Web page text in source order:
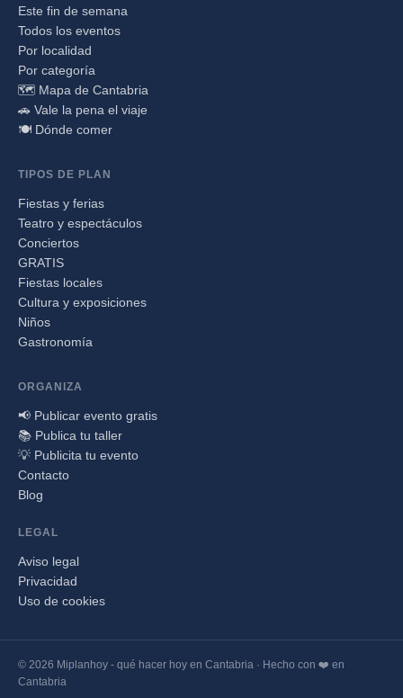
Este fin de semana
Todos los eventos
Por localidad
Por categoría
🗺️ Mapa de Cantabria
🚗 Vale la pena el viaje
🍽️ Dónde comer
TIPOS DE PLAN
Fiestas y ferias
Teatro y espectáculos
Conciertos
GRATIS
Fiestas locales
Cultura y exposiciones
Niños
Gastronomía
ORGANIZA
📢 Publicar evento gratis
📚 Publica tu taller
💡 Publicita tu evento
Contacto
Blog
LEGAL
Aviso legal
Privacidad
Uso de cookies
© 2026 Miplanhoy - qué hacer hoy en Cantabria · Hecho con ❤️ en
Cantabria